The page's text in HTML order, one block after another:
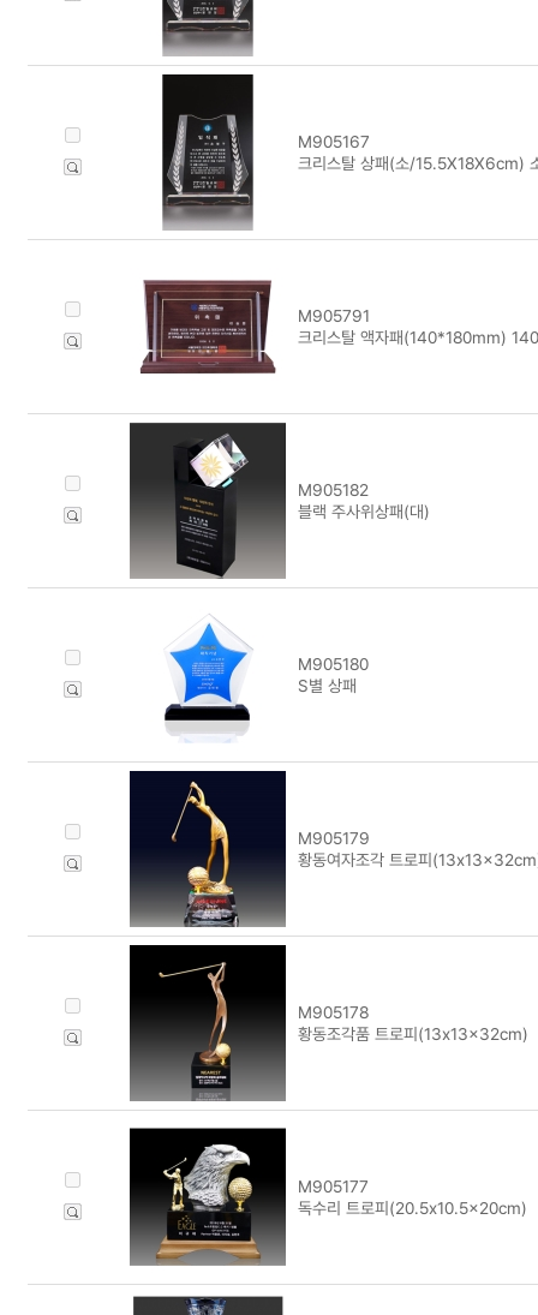
M905167
크리스탈 상패(소/15.5X18X6cm)
M905791
크리스탈 액자패(140*180mm)
M905182
블랙 주사위상패(대)
M905180
S별 상패
M905179
황동여자조각 트로피
M905178
황동조각품 트로피(13x13x32cm)
M905177
독수리 트로피(20.5x10.5x20cm)